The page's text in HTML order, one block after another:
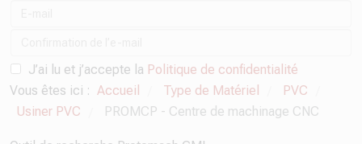
J’ai lu et j’accepte la Politique de confidentialité
Vous êtes ici : Accueil Type de Matériel PVC
Usiner PVC
PROMCP - Centre de machinage CNC